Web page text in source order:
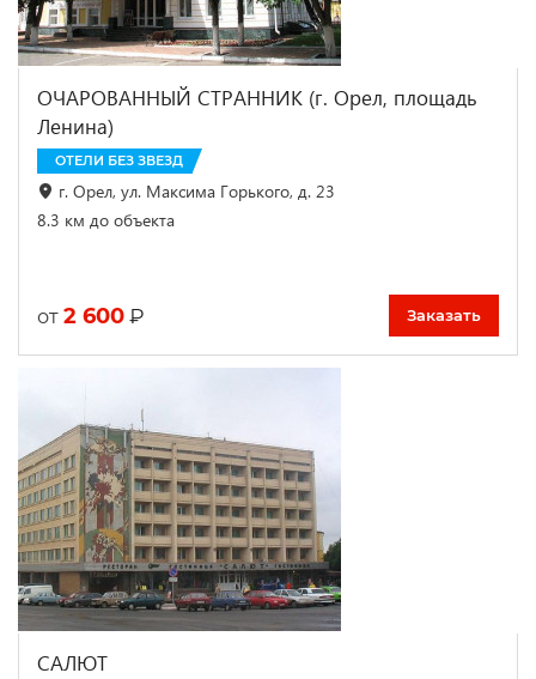
ОЧАРОВАННЫЙ СТРАННИК (г. Орел, площадь
Ленина)
ОТЕЛИ БЕЗ ЗВЕЗД
г. Орел, ул. Максима Горького, д. 23
8.3 км до объекта
от 2 600 ₽ Заказать
САЛЮТ